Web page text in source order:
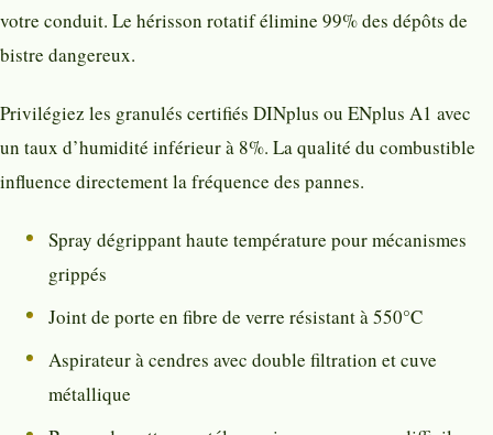
votre conduit. Le hérisson rotatif élimine 99% des dépôts de
bistre dangereux.
Privilégiez les granulés certifiés DINplus ou ENplus A1 avec
un taux d’humidité inférieur à 8%. La qualité du combustible
influence directement la fréquence des pannes.
Spray dégrippant haute température pour mécanismes
grippés
Joint de porte en fibre de verre résistant à 550°C
Aspirateur à cendres avec double filtration et cuve
métallique